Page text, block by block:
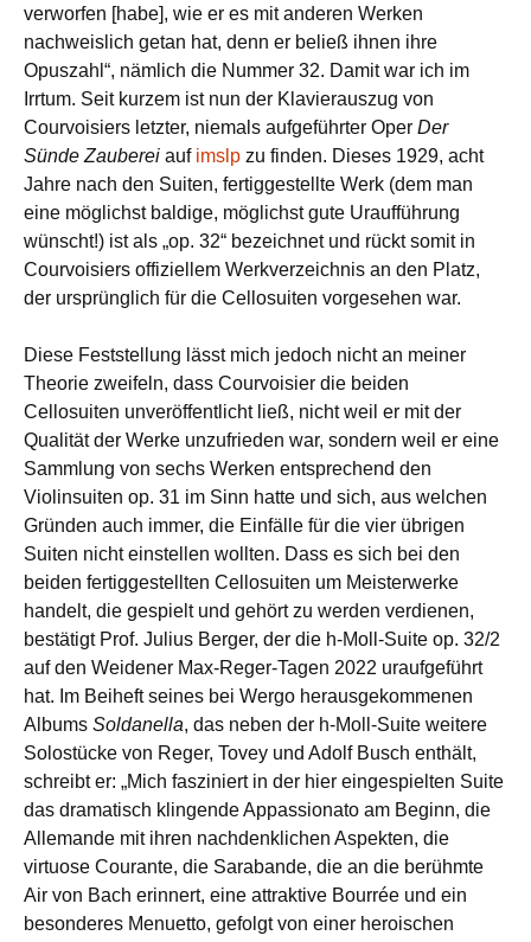
verworfen [habe], wie er es mit anderen Werken
nachweislich getan hat, denn er beließ ihnen ihre
Opuszahl“, nämlich die Nummer 32. Damit war ich im
Irrtum. Seit kurzem ist nun der Klavierauszug von
Courvoisiers letzter, niemals aufgeführter Oper Der
Sünde Zauberei auf imslp zu finden. Dieses 1929, acht
Jahre nach den Suiten, fertiggestellte Werk (dem man
eine möglichst baldige, möglichst gute Uraufführung
wünscht!) ist als „op. 32“ bezeichnet und rückt somit in
Courvoisiers offiziellem Werkverzeichnis an den Platz,
der ursprünglich für die Cellosuiten vorgesehen war.
Diese Feststellung lässt mich jedoch nicht an meiner
Theorie zweifeln, dass Courvoisier die beiden
Cellosuiten unveröffentlicht ließ, nicht weil er mit der
Qualität der Werke unzufrieden war, sondern weil er eine
Sammlung von sechs Werken entsprechend den
Violinsuiten op. 31 im Sinn hatte und sich, aus welchen
Gründen auch immer, die Einfälle für die vier übrigen
Suiten nicht einstellen wollten. Dass es sich bei den
beiden fertiggestellten Cellosuiten um Meisterwerke
handelt, die gespielt und gehört zu werden verdienen,
bestätigt Prof. Julius Berger, der die h-Moll-Suite op. 32/2
auf den Weidener Max-Reger-Tagen 2022 uraufgeführt
hat. Im Beiheft seines bei Wergo herausgekommenen
Albums Soldanella, das neben der h-Moll-Suite weitere
Solostücke von Reger, Tovey und Adolf Busch enthält,
schreibt er: „Mich fasziniert in der hier eingespielten Suite
das dramatisch klingende Appassionato am Beginn, die
Allemande mit ihren nachdenklichen Aspekten, die
virtuose Courante, die Sarabande, die an die berühmte
Air von Bach erinnert, eine attraktive Bourrée und ein
besonderes Menuetto, gefolgt von einer heroischen